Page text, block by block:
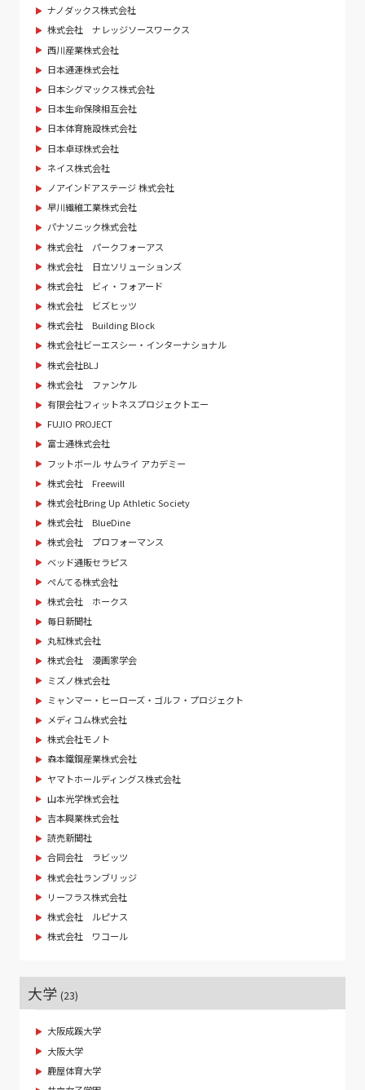
ナノダックス株式会社
株式会社 ナレッジソースワークス
西川産業株式会社
日本通運株式会社
日本シグマックス株式会社
日本生命保険相互会社
日本体育施設株式会社
日本卓球株式会社
ネイス株式会社
ノアインドアステージ 株式会社
早川繊維工業株式会社
パナソニック株式会社
株式会社 パークフォーアス
株式会社 日立ソリューションズ
株式会社 ビィ・フォアード
株式会社 ビズヒッツ
株式会社 Building Block
株式会社ビーエスシー・インターナショナル
株式会社BLJ
株式会社 ファンケル
有限会社フィットネスプロジェクトエー
FUJIO PROJECT
富士通株式会社
フットボール サムライ アカデミー
株式会社 Freewill
株式会社Bring Up Athletic Society
株式会社 BlueDine
株式会社 プロフォーマンス
ベッド通販セラピス
ぺんてる株式会社
株式会社 ホークス
毎日新聞社
丸紅株式会社
株式会社 漫画家学会
ミズノ株式会社
ミャンマー・ヒーローズ・ゴルフ・プロジェクト
メディコム株式会社
株式会社モノト
森本鐵鋼産業株式会社
ヤマトホールディングス株式会社
山本光学株式会社
吉本興業株式会社
読売新聞社
合同会社 ラビッツ
株式会社ランブリッジ
リーフラス株式会社
株式会社 ルピナス
株式会社 ワコール
大学 (23)
大阪成蹊大学
大阪大学
鹿屋体育大学